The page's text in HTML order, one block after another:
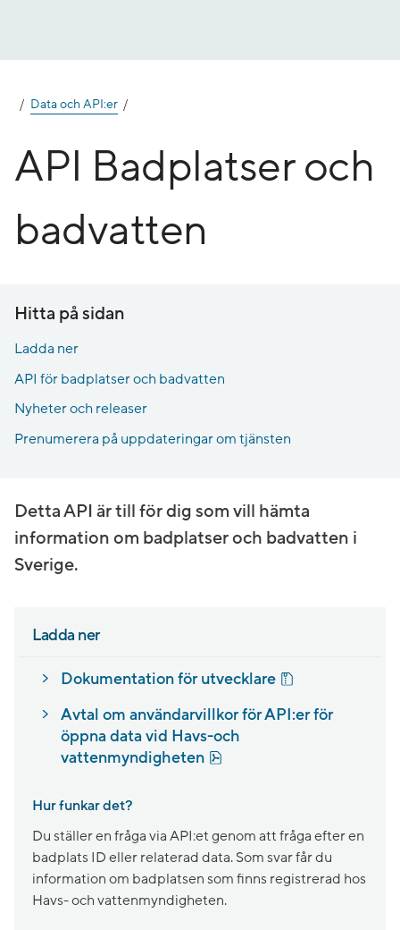
Data och API:er
API Badplatser och
badvatten
Hitta på sidan
Ladda ner
API för badplatser och badvatten
Nyheter och releaser
Prenumerera på uppdateringar om tjänsten
Detta API är till för dig som vill hämta
information om badplatser och badvatten i
Sverige.
Ladda ner
Dokumentation för utvecklare
Avtal om användarvillkor för API:er för
öppna data vid Havs-och
vattenmyndigheten
Hur funkar det?
Du ställer en fråga via API:et genom att fråga efter en
badplats ID eller relaterad data. Som svar får du
information om badplatsen som finns registrerad hos
Havs- och vattenmyndigheten.